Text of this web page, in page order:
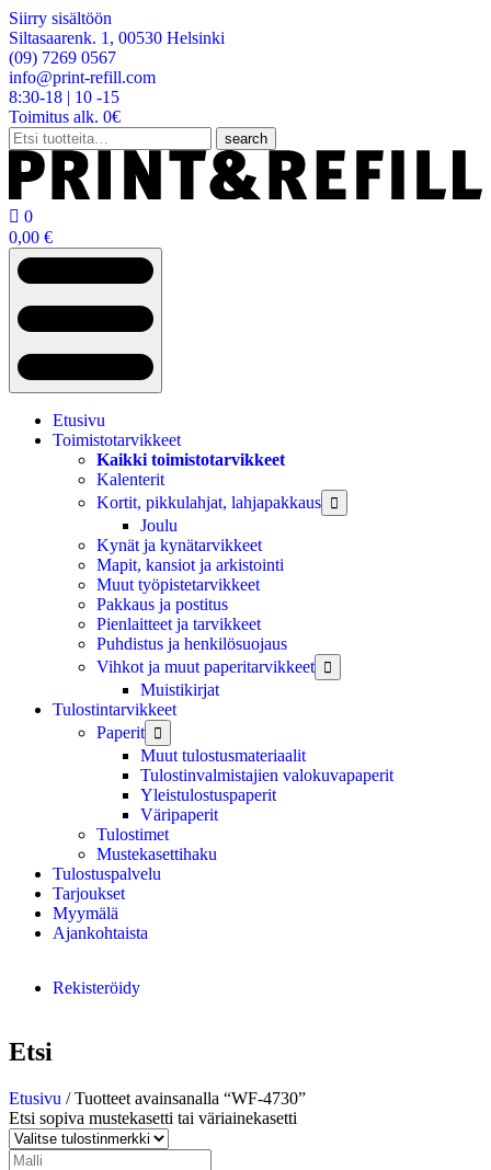
Siirry sisältöön
Siltasaarenk. 1, 00530 Helsinki
(09) 7269 0567
info@print-refill.com
8:30-18 | 10 -15
Toimitus alk. 0€
Etsi:
search
 0
0,00 €
Etusivu
Toimistotarvikkeet
Kaikki toimistotarvikkeet
Kalenterit
Kortit, pikkulahjat, lahjapakkaus

Joulu
Kynät ja kynätarvikkeet
Mapit, kansiot ja arkistointi
Muut työpistetarvikkeet
Pakkaus ja postitus
Pienlaitteet ja tarvikkeet
Puhdistus ja henkilösuojaus
Vihkot ja muut paperitarvikkeet

Muistikirjat
Tulostintarvikkeet
Paperit

Muut tulostusmateriaalit
Tulostinvalmistajien valokuvapaperit
Yleistulostuspaperit
Väripaperit
Tulostimet
Mustekasettihaku
Tulostuspalvelu
Tarjoukset
Myymälä
Ajankohtaista
Rekisteröidy
Etsi
Etusivu / Tuotteet avainsanalla “WF-4730”
Etsi sopiva mustekasetti tai väriainekasetti